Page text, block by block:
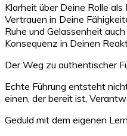
Klarheit über Deine Rolle als
Vertrauen in Deine
Ruhe und Gelassenheit
Konsequenz in Deinen
Der Weg zu authentischer
Echte Führung entsteht
einen, der bereit ist,
Geduld mit dem eigenen